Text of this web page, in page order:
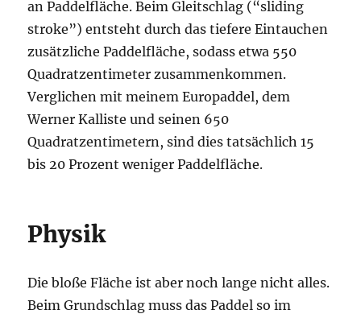
an Paddelfläche. Beim Gleitschlag (“sliding
stroke”) entsteht durch das tiefere Eintauchen
zusätzliche Paddelfläche, sodass etwa 550
Quadratzentimeter zusammenkommen.
Verglichen mit meinem Europaddel, dem
Werner Kalliste und seinen 650
Quadratzentimetern, sind dies tatsächlich 15
bis 20 Prozent weniger Paddelfläche.
Physik
Die bloße Fläche ist aber noch lange nicht alles.
Beim Grundschlag muss das Paddel so im